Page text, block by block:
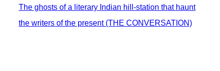
The ghosts of a literary Indian hill-station that haunt
the writers of the present (THE CONVERSATION)